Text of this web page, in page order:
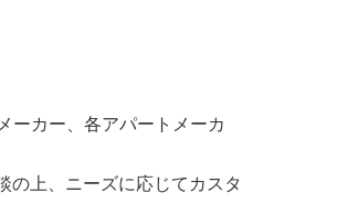
ーカー、各アパートメーカ
上、ニーズに応じてカスタ